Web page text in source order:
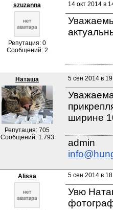
szuzanna
Репутация: 0
Сообщений: 2
14 окт 2014 в
Наташа
Репутация: 705
Сообщений: 1.793
5 сен 2014 в
ширине
Alissa 5 сен 2014 в
Увю